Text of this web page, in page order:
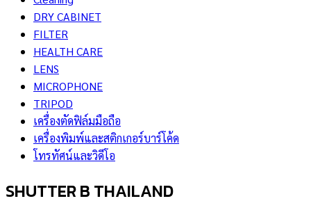
DRY CABINET
FILTER
HEALTH CARE
LENS
MICROPHONE
TRIPOD
เครื่องตัดฟิล์มมือถือ
เครื่องพิมพ์และสติกเกอร์บาร์โค้ด
โทรทัศน์และวิดีโอ
SHUTTER B THAILAND